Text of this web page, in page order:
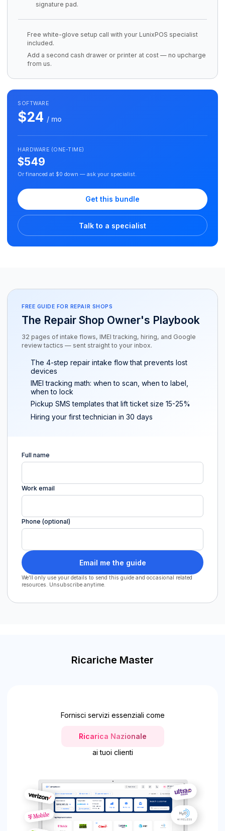
signature pad.
Free white-glove setup call with your LunixPOS specialist
included.
Add a second cash drawer or printer at cost — no upcharge
from us.
SOFTWARE
$24 / mo
HARDWARE (ONE-TIME)
$549
Or financed at $0 down — ask your specialist.
Get this bundle
Talk to a specialist
FREE GUIDE FOR REPAIR SHOPS
The Repair Shop Owner's Playbook
32 pages of intake flows, IMEI tracking, hiring, and Google
review tactics — sent straight to your inbox.
The 4-step repair intake flow that prevents lost
devices
IMEI tracking math: when to scan, when to label,
when to lock
Pickup SMS templates that lift ticket size 15-25%
Hiring your first technician in 30 days
Full name
Work email
Phone (optional)
Email me the guide
We'll only use your details to send this guide and occasional related
resources. Unsubscribe anytime.
Ricariche Master
Fornisci servizi essenziali come
Ricarica Nazionale
ai tuoi clienti